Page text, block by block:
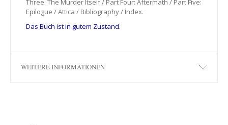
Epilogue / Attica / Bibliography / Index.
Das Buch ist in gutem Zustand.
WEITERE INFORMATIONEN